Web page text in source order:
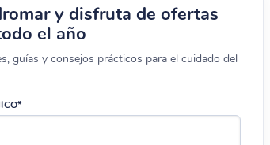
y disfruta de ofertas
el año
guías y consejos prácticos para el cuidado del